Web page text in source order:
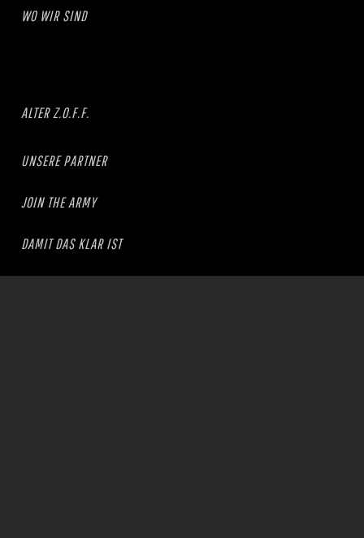
WO WIR SIND
ALTER Z.O.F.F.
UNSERE PARTNER
JOIN THE ARMY
DAMIT DAS KLAR IST